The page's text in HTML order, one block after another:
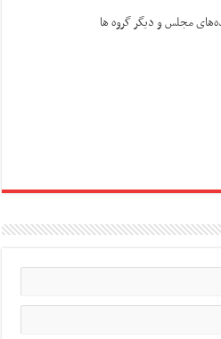
مجلس و دیگر گروه ها